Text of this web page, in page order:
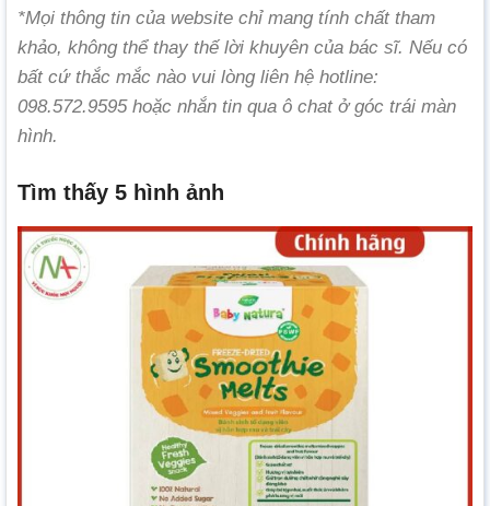
*Mọi thông tin của website chỉ mang tính chất tham
khảo, không thể thay thế lời khuyên của bác sĩ. Nếu có
bất cứ thắc mắc nào vui lòng liên hệ hotline:
098.572.9595 hoặc nhắn tin qua ô chat ở góc trái màn
hình.
Tìm thấy 5 hình ảnh